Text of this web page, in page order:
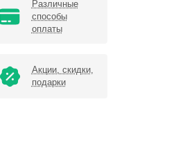
Различные
способы
оплаты
Акции, скидки,
подарки